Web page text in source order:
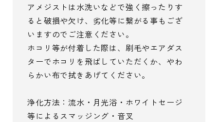
アメジストは水洗いなどで強く擦ったりす
ると破損や欠け、劣化等に繋がる事もござ
いますのでご注意ください。
ホコリ等が付着した際は、刷毛やエアダス
ターでホコリを飛ばしていただくか、やわ
らかい布で拭きあげてください。
浄化方法：流水・月光浴・ホワイトセージ
等によるスマッジング・音叉